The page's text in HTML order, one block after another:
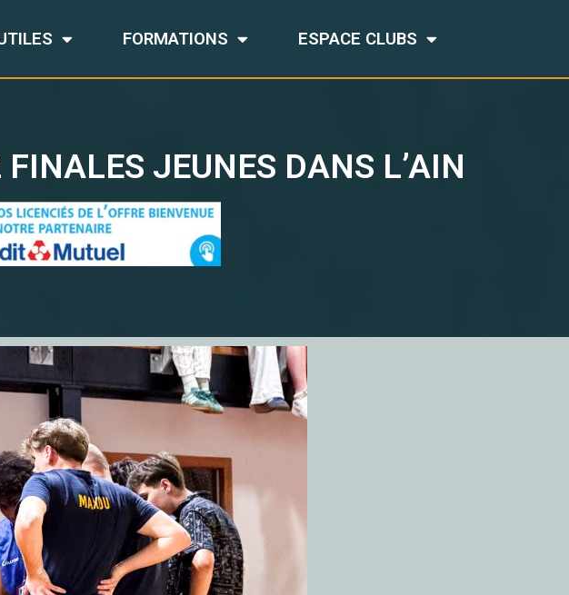
FORMATIONS ESPACE CLUBS
JEUNES DANS L’AIN